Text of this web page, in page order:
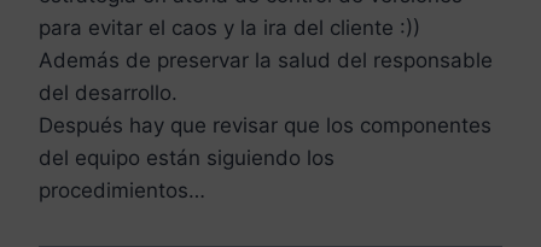
para evitar el caos y la ira del cliente :))
Además de preservar la salud del responsable
del desarrollo.
Después hay que revisar que los componentes
del equipo están siguiendo los
procedimientos…